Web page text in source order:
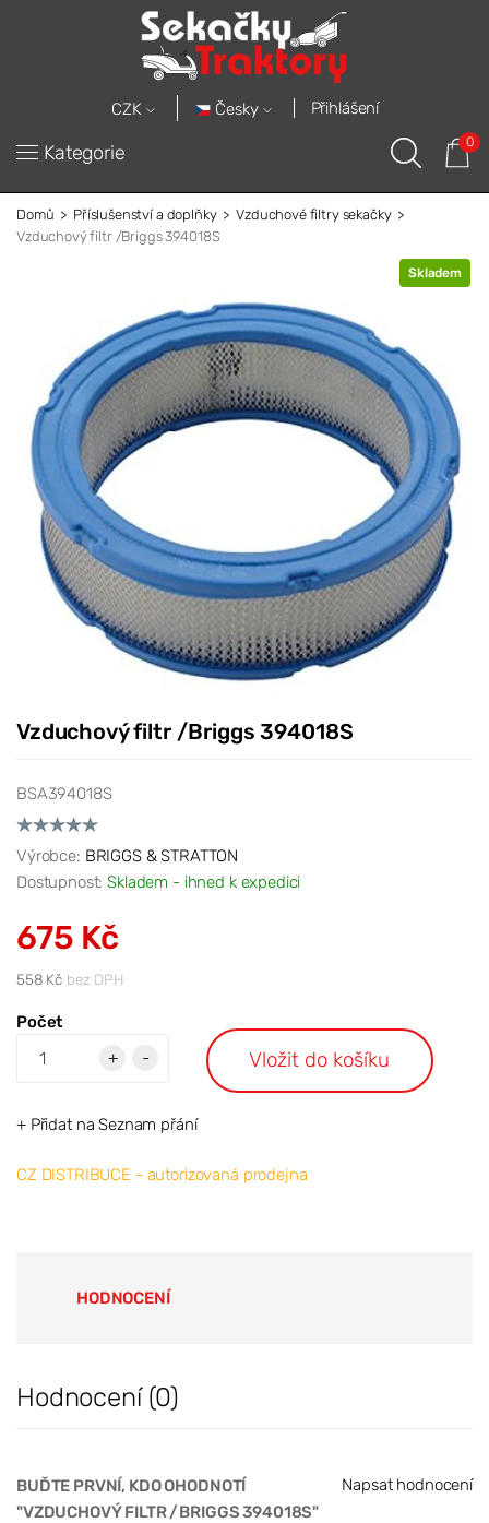
CZK Česky Přihlášení
Kategorie 0
Domů Příslušenství a doplňky
Vzduchové filtry sekačky
Vzduchový filtr /Briggs 394018S
Skladem
Vzduchový filtr /Briggs 394018S
BSA394018S
Výrobce: BRIGGS & STRATTON
Dostupnost:Skladem - ihned k expedici
675 Kč
558 Kč bez DPH
Počet
+
- Vložit do košíku
+ Přidat na Seznam přání
CZ DISTRIBUCE - autorizovaná prodejna
HODNOCENÍ
Hodnocení (0)
Napsat hodnocení
BUĎTE PRVNÍ, KDO OHODNOTÍ
"VZDUCHOVÝ FILTR /BRIGGS 394018S"